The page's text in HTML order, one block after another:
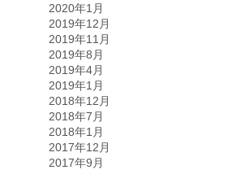
2020年1月
2019年12月
2019年11月
2019年8月
2019年4月
2019年1月
2018年12月
2018年7月
2018年1月
2017年12月
2017年9月